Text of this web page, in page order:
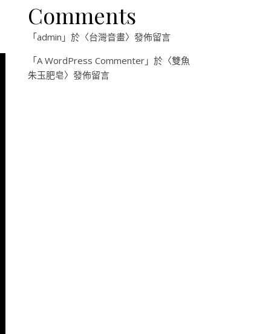
Comments
「admin 」於〈台灣音畫〉發佈留言
「A WordPress Commenter 」於〈雙魚
朱玉肥皂〉發佈留言